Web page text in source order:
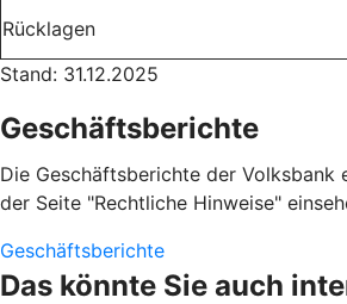
Rücklagen
Stand: 31.12.2025
Geschäftsberichte
Die Geschäftsberichte der Volksbank
der Seite "Rechtliche Hinweise"
Geschäftsberichte
Das könnte Sie auch